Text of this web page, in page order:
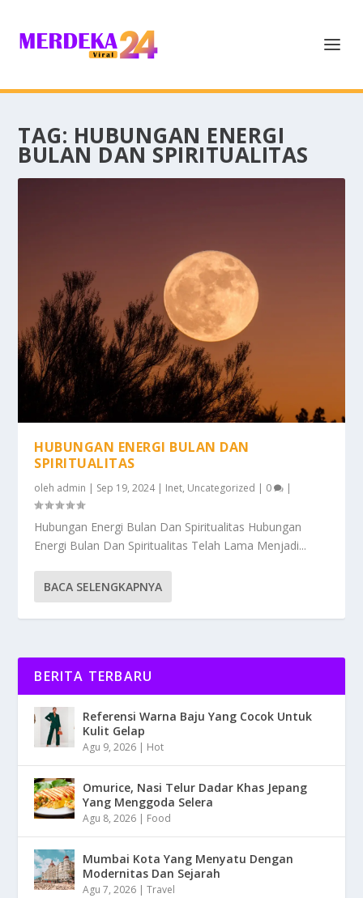
TAG: HUBUNGAN ENERGI
BULAN DAN SPIRITUALITAS
HUBUNGAN ENERGI BULAN DAN
SPIRITUALITAS
oleh admin | Sep 19, 2024| Inet, Uncategorized | 0 |
Hubungan Energi Bulan Dan Spiritualitas Hubungan
Energi Bulan Dan Spiritualitas Telah Lama Menjadi...
BACA SELENGKAPNYA
BERITA TERBARU
Referensi Warna Baju Yang Cocok Untuk
Kulit Gelap
Agu 9, 2026 | Hot
Omurice, Nasi Telur Dadar Khas Jepang
Yang Menggoda Selera
Agu 8, 2026 | Food
Mumbai Kota Yang Menyatu Dengan
Modernitas Dan Sejarah
Agu 7, 2026 |Travel